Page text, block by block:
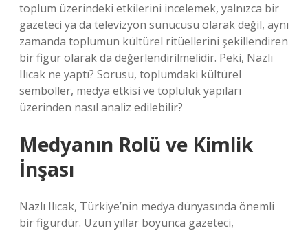
toplum üzerindeki etkilerini incelemek, yalnızca bir
gazeteci ya da televizyon sunucusu olarak değil, aynı
zamanda toplumun kültürel ritüellerini şekillendiren
bir figür olarak da değerlendirilmelidir. Peki, Nazlı
Ilıcak ne yaptı? Sorusu, toplumdaki kültürel
semboller, medya etkisi ve topluluk yapıları
üzerinden nasıl analiz edilebilir?
Medyanın Rolü ve Kimlik
İnşası
Nazlı Ilıcak, Türkiye’nin medya dünyasında önemli
bir figürdür. Uzun yıllar boyunca gazeteci,